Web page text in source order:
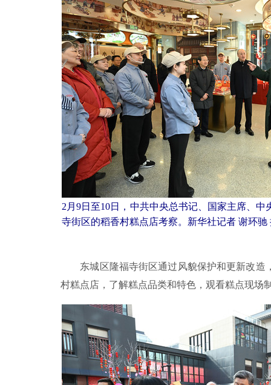
2月9日至10日，中共中央总书记、国家主席、
寺街区的稻香村糕点店考察。新华社记者 谢环驰
东城区隆福寺街区通过风貌保护和更新改造
村糕点店，了解糕点品类和特色，观看糕点现场